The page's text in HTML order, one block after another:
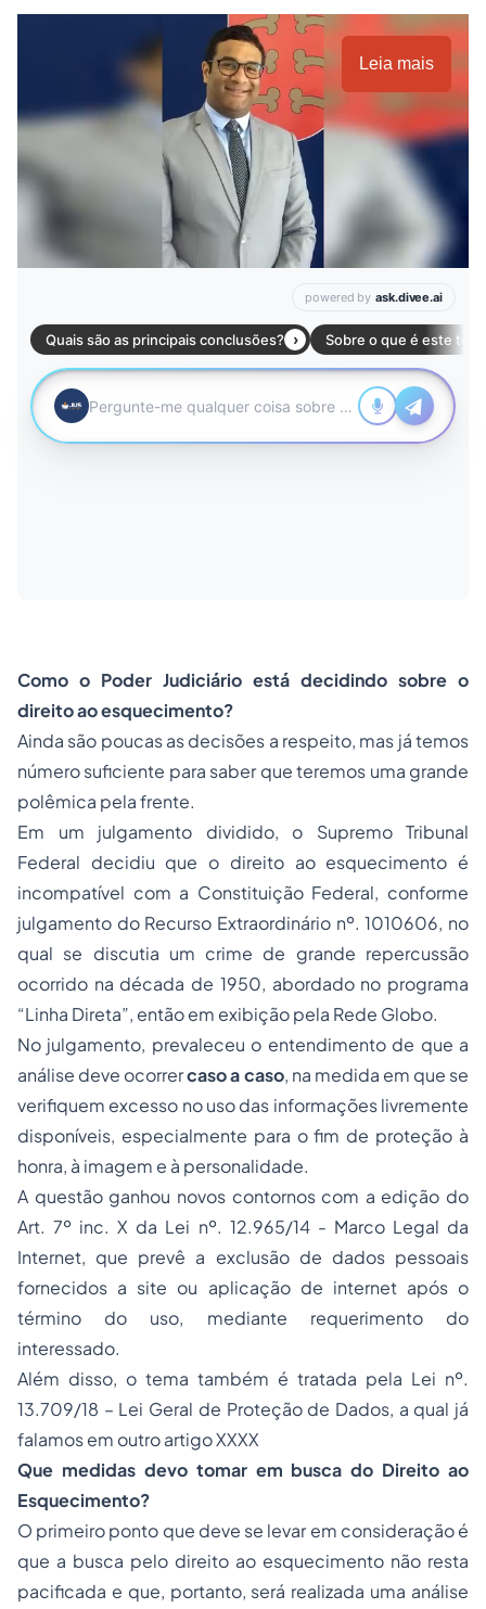
Leia mais
Como o Poder Judiciário está decidindo sobre o
direito ao esquecimento?
Ainda são poucas as decisões a respeito, mas já temos
número suficiente para saber que teremos uma grande
polêmica pela frente.
Em um julgamento dividido, o Supremo Tribunal
Federal decidiu que o direito ao esquecimento é
incompatível com a Constituição Federal, conforme
julgamento do Recurso Extraordinário nº. 1010606, no
qual se discutia um crime de grande repercussão
ocorrido na década de 1950, abordado no programa
“Linha Direta”, então em exibição pela Rede Globo.
No julgamento, prevaleceu o entendimento de que a
análise deve ocorrercaso a caso, na medida em que se
verifiquem excesso no uso das informações livremente
disponíveis, especialmente para o fim de proteção à
honra, à imagem e à personalidade.
A questão ganhou novos contornos com a edição do
Art. 7º inc. X da Lei nº. 12.965/14- Marco Legal da
Internet, que prevê a exclusão de dados pessoais
fornecidos a site ou aplicação de internet após o
término do uso, mediante requerimento do
interessado.
Além disso, o tema também é tratada pela Lei nº.
13.709/18 – Lei Geral de Proteção de Dados, a qual já
falamos em outro artigo XXXX
Que medidas devo tomar em busca do Direito ao
Esquecimento?
O primeiro ponto que deve se levar em consideração é
que a busca pelo direito ao esquecimento não resta
pacificada e que, portanto, será realizada uma análise